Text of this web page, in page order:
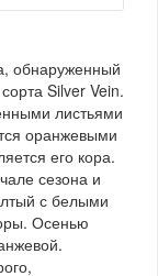
обнаруженный
Silver Vein.
листьями
оранжевыми
его кора.
сезона и
с белыми
Осенью